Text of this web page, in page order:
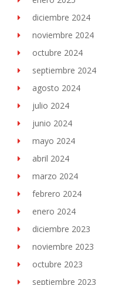
diciembre 2024
noviembre 2024
octubre 2024
septiembre 2024
agosto 2024
julio 2024
junio 2024
mayo 2024
abril 2024
marzo 2024
febrero 2024
enero 2024
diciembre 2023
noviembre 2023
octubre 2023
septiembre 2023